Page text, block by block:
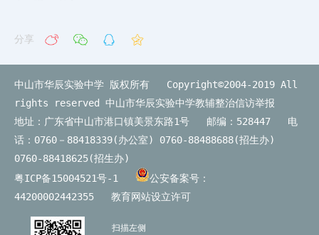
分享
中山市华辰实验中学 版权所有 Copyright©2004-2019 All
rights reserved 中山市华辰实验中学教辅整治信访举报
地址：广东省中山市港口镇美景东路1号 邮编：528447 电
话：0760－88418339(办公室) 0760-88488688(招生办)
0760-88418625(招生办)
粤ICP备15004521号-1
公安备案号：
44200002442355
教育网站设立许可
扫描左侧